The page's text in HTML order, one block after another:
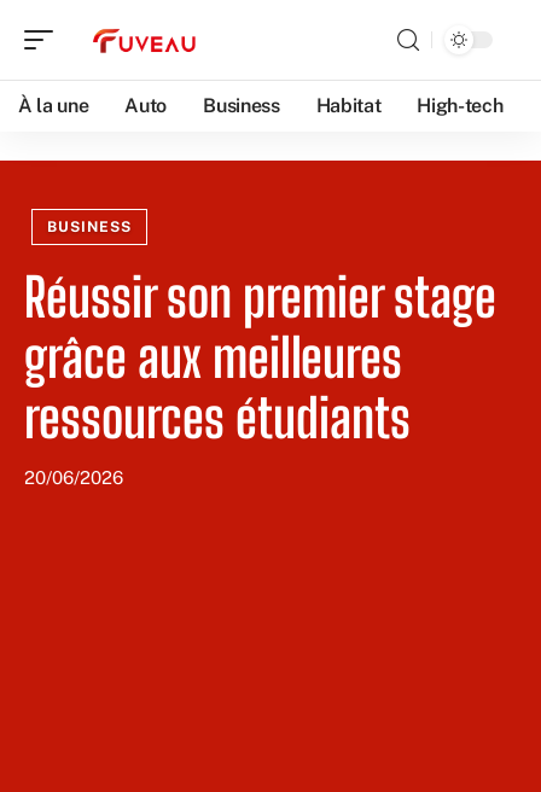
À la une Auto Business Habitat High-tech
BUSINESS
Réussir son premier stage
grâce aux meilleures
ressources étudiants
20/06/2026